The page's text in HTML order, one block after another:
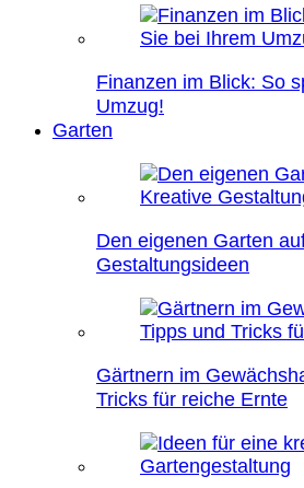
Finanzen im Blick: So
Umzug!
Garten
Den eigenen Garten
Gestaltungsideen
Gärtnern im
Tricks für reiche Ernte